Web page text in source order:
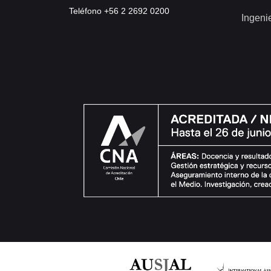
Teléfono +56 2 2692 0200